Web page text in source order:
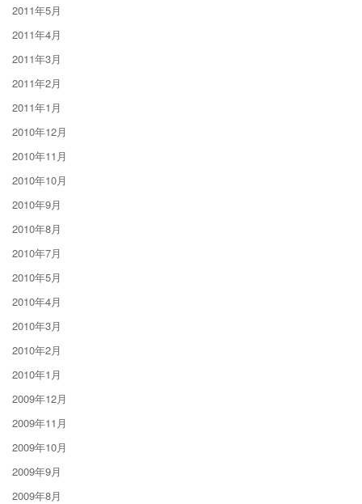
2011年5月
2011年4月
2011年3月
2011年2月
2011年1月
2010年12月
2010年11月
2010年10月
2010年9月
2010年8月
2010年7月
2010年5月
2010年4月
2010年3月
2010年2月
2010年1月
2009年12月
2009年11月
2009年10月
2009年9月
2009年8月